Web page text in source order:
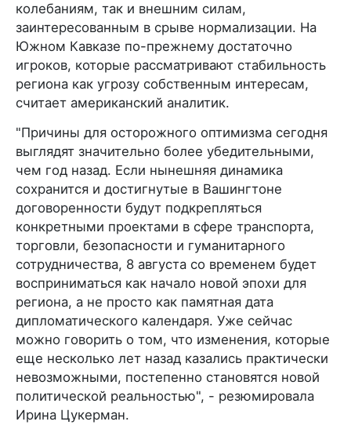
колебаниям, так и внешним силам,
заинтересованным в срыве нормализации. На
Южном Кавказе по-прежнему достаточно
игроков, которые рассматривают стабильность
региона как угрозу собственным интересам,
считает американский аналитик.
"Причины для осторожного оптимизма сегодня
выглядят значительно более убедительными,
чем год назад. Если нынешняя динамика
сохранится и достигнутые в Вашингтоне
договоренности будут подкрепляться
конкретными проектами в сфере транспорта,
торговли, безопасности и гуманитарного
сотрудничества, 8 августа со временем будет
восприниматься как начало новой эпохи для
региона, а не просто как памятная дата
дипломатического календаря. Уже сейчас
можно говорить о том, что изменения, которые
еще несколько лет назад казались практически
невозможными, постепенно становятся новой
политической реальностью", - резюмировала
Ирина Цукерман.